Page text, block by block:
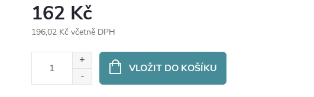
162 Kč
196,02 Kč včetně DPH
VLOŽIT DO KOŠÍKU